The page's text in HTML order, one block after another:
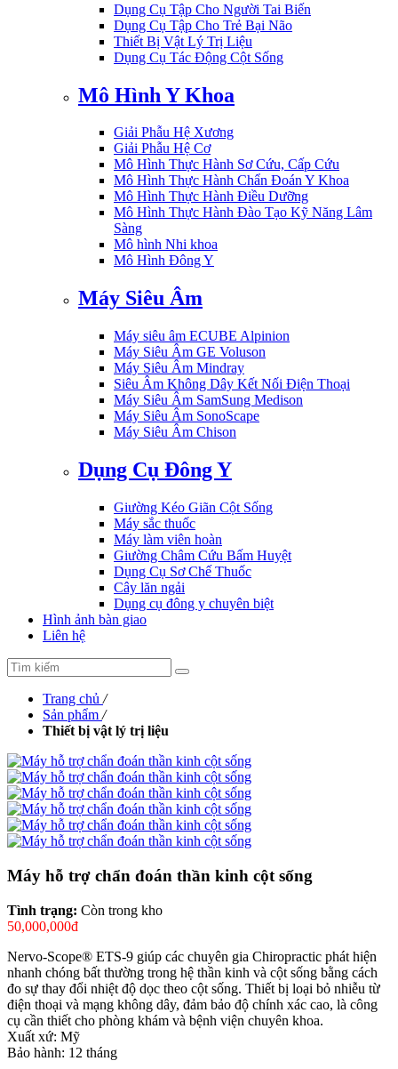
Dụng Cụ Tập Cho Người Tai Biến
Dụng Cụ Tập Cho Trẻ Bại Não
Thiết Bị Vật Lý Trị Liệu
Dụng Cụ Tác Động Cột Sống
Mô Hình Y Khoa
Giải Phẫu Hệ Xương
Giải Phẫu Hệ Cơ
Mô Hình Thực Hành Sơ Cứu, Cấp Cứu
Mô Hình Thực Hành Chẩn Đoán Y Khoa
Mô Hình Thực Hành Điều Dưỡng
Mô Hình Thực Hành Đào Tạo Kỹ Năng Lâm
Sàng
Mô hình Nhi khoa
Mô Hình Đông Y
Máy Siêu Âm
Máy siêu âm ECUBE Alpinion
Máy Siêu Âm GE Voluson
Máy Siêu Âm Mindray
Siêu Âm Không Dây Kết Nối Điện Thoại
Máy Siêu Âm SamSung Medison
Máy Siêu Âm SonoScape
Máy Siêu Âm Chison
Dụng Cụ Đông Y
Giường Kéo Giãn Cột Sống
Máy sắc thuốc
Máy làm viên hoàn
Giường Châm Cứu Bấm Huyệt
Dụng Cụ Sơ Chế Thuốc
Cây lăn ngải
Dụng cụ đông y chuyên biệt
Hình ảnh bàn giao
Liên hệ
Trang chủ /
Sản phẩm /
Thiết bị vật lý trị liệu
Máy hỗ trợ chẩn đoán thần kinh cột sống
Tình trạng: Còn trong kho
50,000,000đ
Nervo-Scope® ETS-9 giúp các chuyên gia Chiropractic phát hiện
nhanh chóng bất thường trong hệ thần kinh và cột sống bằng cách
đo sự thay đổi nhiệt độ dọc theo cột sống. Thiết bị loại bỏ nhiễu từ
điện thoại và mạng không dây, đảm bảo độ chính xác cao, là công
cụ cần thiết cho phòng khám và bệnh viện chuyên khoa.
Xuất xứ: Mỹ
Bảo hành: 12 tháng